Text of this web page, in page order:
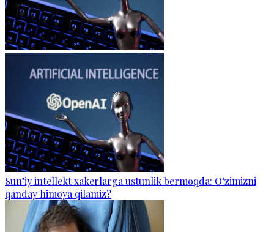
Sun’iy intellekt xakerlarga ustunlik bermoqda: O‘zimizni
qanday himoya qilamiz?